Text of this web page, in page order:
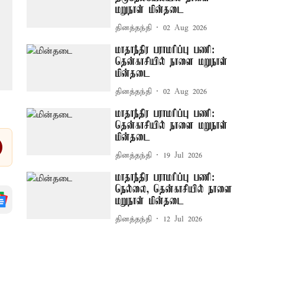
மறுநாள் மின்தடை
தினத்தந்தி 02 Aug 2026
மாதாந்திர பராமரிப்பு பணி:
தென்காசியில் நாளை மறுநாள்
மின்தடை
தினத்தந்தி 02 Aug 2026
மாதாந்திர பராமரிப்பு பணி:
தென்காசியில் நாளை மறுநாள்
மின்தடை
தினத்தந்தி 19 Jul 2026
மாதாந்திர பராமரிப்பு பணி:
நெல்லை, தென்காசியில் நாளை
மறுநாள் மின்தடை
தினத்தந்தி 12 Jul 2026